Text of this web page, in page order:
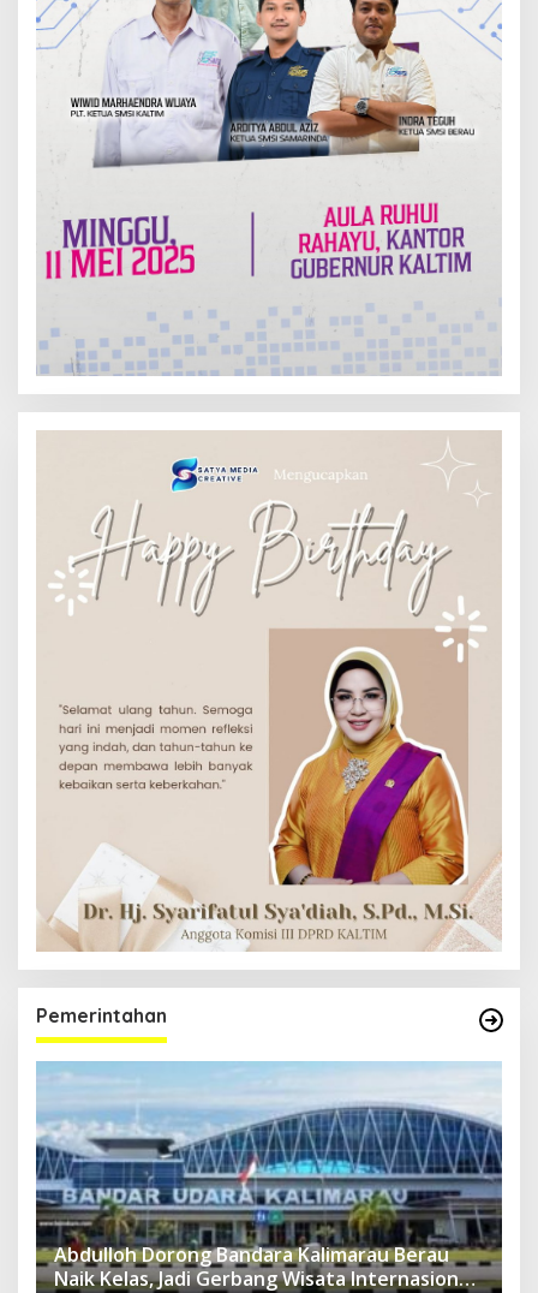
Pemerintahan
Abdulloh Dorong Bandara Kalimarau Berau
Naik Kelas, Jadi Gerbang Wisata Internasional